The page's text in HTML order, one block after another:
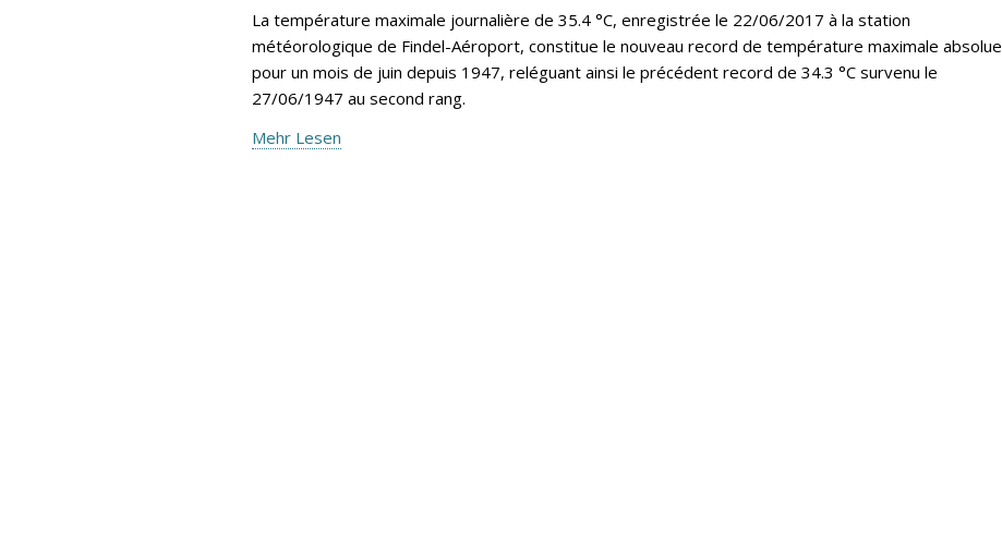
La température maximale journalière de 35.4 °C, enregistrée le 22/06/2017 à la station
météorologique de Findel-Aéroport, constitue le nouveau record de température maximale absolue
pour un mois de juin depuis 1947, reléguant ainsi le précédent record de 34.3 °C survenu le
27/06/1947 au second rang.
Mehr Lesen